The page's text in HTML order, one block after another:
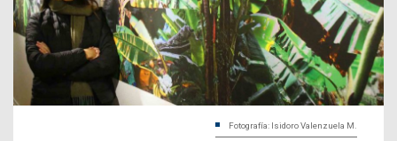
Fotografía: Isidoro Valenzuela M.